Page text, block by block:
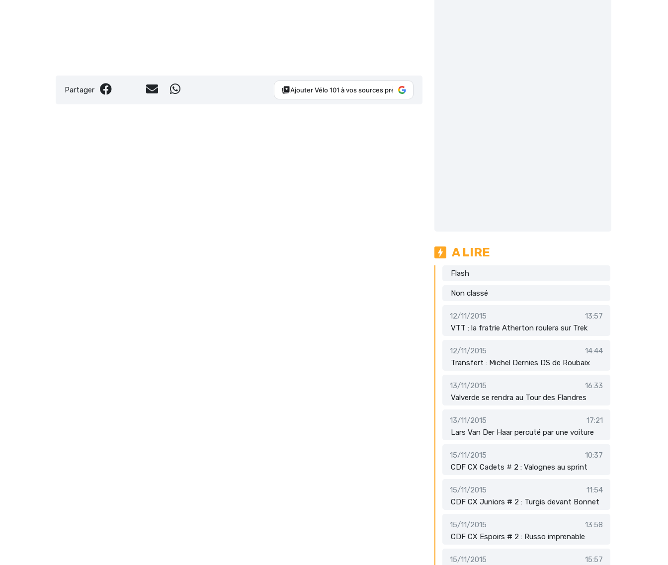
Partager Ajouter Vélo 101 à vos sources préférées
A LIRE
Flash
Non classé
12/11/2015
13:57
VTT : la fratrie Atherton roulera sur Trek
12/11/2015
14:44
Transfert : Michel Dernies DS de Roubaix
13/11/2015
16:33
Valverde se rendra au Tour des Flandres
13/11/2015
17:21
Lars Van Der Haar percuté par une voiture
15/11/2015
10:37
CDF CX Cadets # 2 : Valognes au sprint
15/11/2015
11:54
CDF CX Juniors # 2 : Turgis devant Bonnet
15/11/2015
13:58
CDF CX Espoirs # 2 : Russo imprenable
15/11/2015
15:57